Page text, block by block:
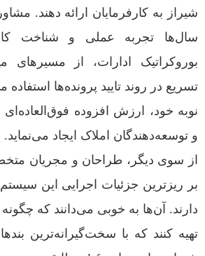
شیراز به کارفرمایان ارائه دهند.
سال‌ها تجربه عملی و شناخت
بوروکراتیک ادارات، از مسیرهای
تسریع در روند تایید پرونده‌ها استفاده
نوبه خود، ارزش افزوده فوق‌العاده‌ای
و توسعه‌دهندگان املاک ایجاد می‌نماید.
از سوی دیگر، طراحان و مجریان
بر ریزترین جزئیات اجرایی این
دارند. آن‌ها به خوبی می‌دانند که چگونه
تهیه کنند که با سخت‌گیرانه‌ترین